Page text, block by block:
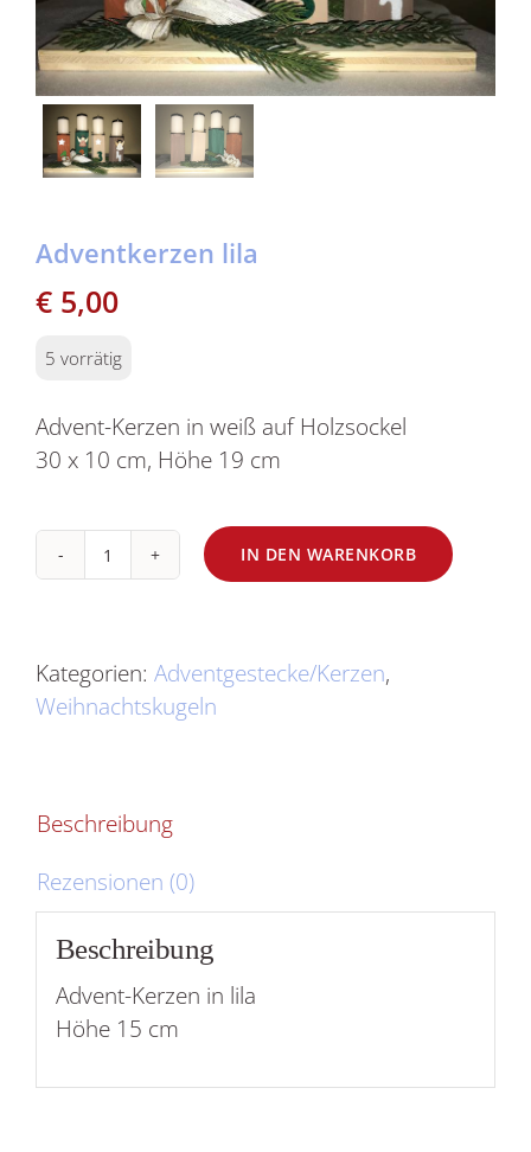
Adventkerzen lila
€ 5,00
5 vorrätig
Advent-Kerzen in weiß auf Holzsockel
30 x 10 cm, Höhe 19 cm
Adventkerzen
IN DEN WARENKORB
Kategorien: Adventgestecke/Kerzen,
Weihnachtskugeln
Beschreibung
Rezensionen (0)
Beschreibung
Advent-Kerzen in lila
Höhe 15 cm